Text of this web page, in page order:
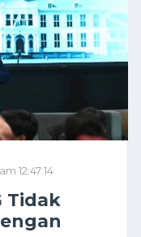
12:47:14
Tidak